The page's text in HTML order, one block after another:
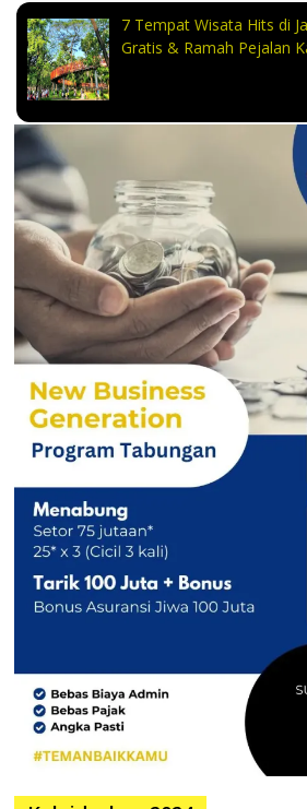
7 Tempat Wisata Hits di
Gratis & Ramah Pejalan